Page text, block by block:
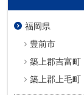
福岡県
豊前市
築上郡吉富町
築上郡上毛町